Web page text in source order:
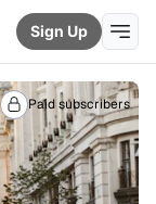
Sign Up
Paid subscribers